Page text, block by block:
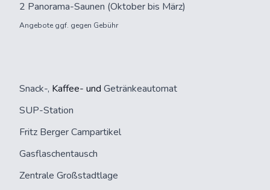
2 Panorama-Saunen (Oktober bis März)
Angebote ggf. gegen Gebühr
Snack-, Kaffee- und Getränkeautomat
SUP-Station
Fritz Berger Campartikel
Gasflaschentausch
Zentrale Großstadtlage